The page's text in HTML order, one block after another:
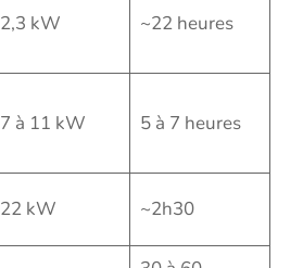
2,3 kW ~22 heures
7 à 11 kW 5 à 7 heures
22 kW ~2h30